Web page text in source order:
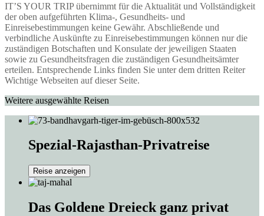
IT’S YOUR TRIP übernimmt für die Aktualität und Vollständigkeit
der oben aufgeführten Klima-, Gesundheits- und
Einreisebestimmungen keine Gewähr. Abschließende und
verbindliche Auskünfte zu Einreisebestimmungen können nur die
zuständigen Botschaften und Konsulate der jeweiligen Staaten
sowie zu Gesundheitsfragen die zuständigen Gesundheitsämter
erteilen. Entsprechende Links finden Sie unter dem dritten Reiter
Wichtige Webseiten auf dieser Seite.
Weitere ausgewählte Reisen
Spezial-Rajasthan-Privatreise
Reise anzeigen
Das Goldene Dreieck ganz privat